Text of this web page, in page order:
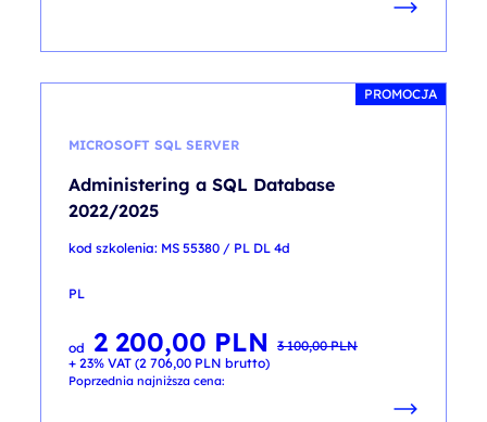
PROMOCJA
MICROSOFT SQL SERVER
Administering a SQL Database
2022/2025
kod szkolenia: MS 55380 / PL DL 4d
PL
od 3 100,00PLN
Pierwotna
cena
wynosiła:
3 100,00 PLN.
2 200,00 PLN
Aktualna
cena
wynosi:
2 200,00 PLN.
+ 23% VAT (2 706,00 PLN brutto)
Poprzednia najniższa cena: